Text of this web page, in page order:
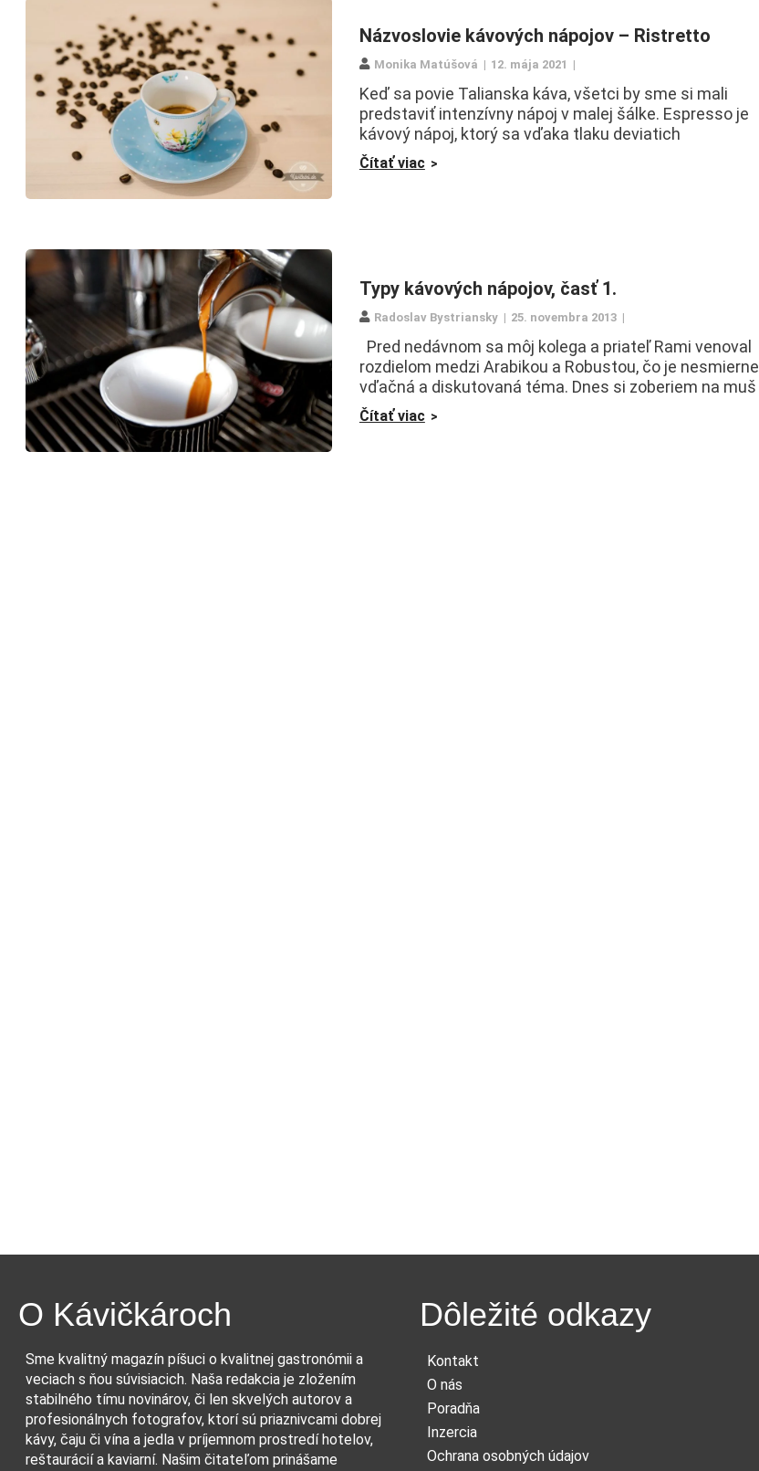
Názvoslovie kávových nápojov – Ristretto
Monika Matúšová 12. mája 2021
Keď sa povie Talianska káva, všetci by sme si mali
predstaviť intenzívny nápoj v malej šálke. Espresso je
kávový nápoj, ktorý sa vďaka tlaku deviatich
Čítať viac
Typy kávových nápojov, časť 1.
Radoslav Bystriansky 25. novembra 2013
Pred nedávnom sa môj kolega a priateľ Rami venoval
rozdielom medzi Arabikou a Robustou, čo je nesmierne
vďačná a diskutovaná téma. Dnes si zoberiem na muš
Čítať viac
O Kávičkároch
Sme kvalitný magazín píšuci o kvalitnej gastronómii a
veciach s ňou súvisiacich. Naša redakcia je zložením
stabilného tímu novinárov, či len skvelých autorov a
profesionálnych fotografov, ktorí sú priaznivcami dobrej
kávy, čaju či vína a jedla v príjemnom prostredí hotelov,
reštaurácií a kaviarní. Našim čitateľom prinášame
Dôležité odkazy
Kontakt
O nás
Poradňa
Inzercia
Ochrana osobných údajov